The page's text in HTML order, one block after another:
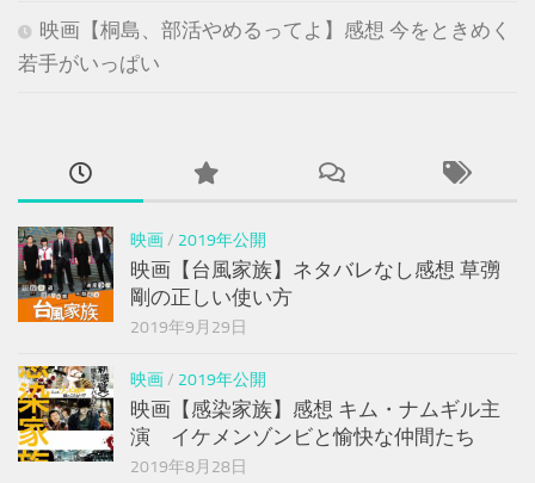
映画【桐島、部活やめるってよ】感想 今をときめく
若手がいっぱい
映画/ 2019年公開
映画【台風家族】ネタバレなし感想 草彅
剛の正しい使い方
2019年9月29日
映画/ 2019年公開
映画【感染家族】感想 キム・ナムギル主
演 イケメンゾンビと愉快な仲間たち
2019年8月28日